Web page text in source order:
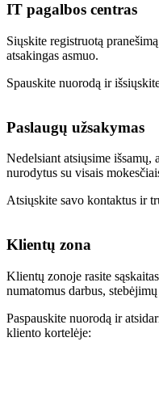
IT pagalbos centras
Siųskite registruotą
atsakingas asmuo.
Spauskite nuorodą ir
Paslaugų užsakymas
Nedelsiant atsiųsime
nurodytus su visais
Atsiųskite savo kontaktus ir
Klientų zona
Klientų zonoje rasite
numatomus darbus,
Paspauskite nuorodą ir
kliento kortelėje: